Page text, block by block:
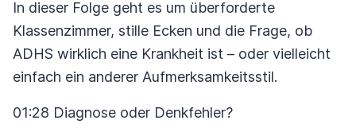
In dieser Folge geht es um überforderte
Klassenzimmer, stille Ecken und die Frage, ob
ADHS wirklich eine Krankheit ist – oder vielleicht
einfach ein anderer Aufmerksamkeitsstil.
01:28 Diagnose oder Denkfehler?